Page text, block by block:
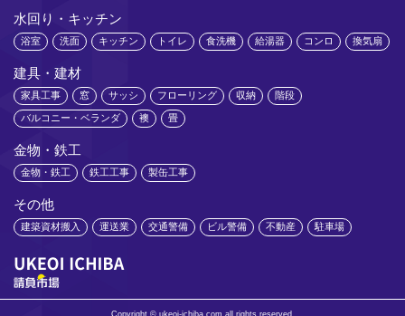
水回り・キッチン
浴室 洗面 キッチン トイレ 食洗機 給湯器 コンロ 換気扇
建具・建材
家具工事 窓 サッシ フローリング 収納 階段
バルコニー・ベランダ 襖 畳
金物・鉄工
金物・鉄工 鉄工工事 製缶工事
その他
建築資材搬入 運送業 交通警備 ビル警備 不動産 駐車場
Copyright © ukeoi-ichiba.com all rights reserved.